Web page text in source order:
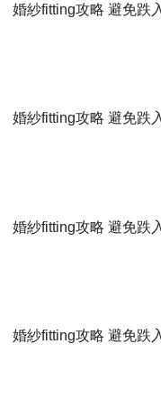
婚紗fitting攻略 避免跌
婚紗fitting攻略 避免跌
婚紗fitting攻略 避免跌
婚紗fitting攻略 避免跌